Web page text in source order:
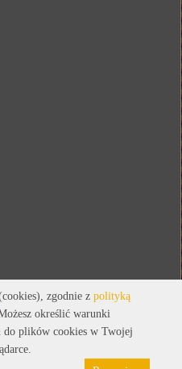
zgodnie z polityką
określić warunki
do plików cookies w Twojej